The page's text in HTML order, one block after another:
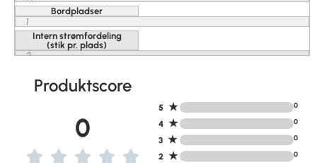
Bordpladser
1
Intern strømfordeling
(stik pr. plads)
2
Produktscore
0
5 ★ 0
4 ★ 0
3 ★ 0
2 ★ 0